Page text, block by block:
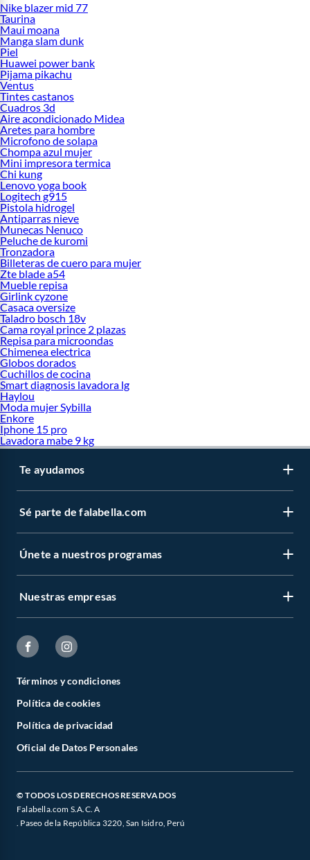
Nike blazer mid 77
Taurina
Maui moana
Manga slam dunk
Piel
Huawei power bank
Pijama pikachu
Ventus
Tintes castanos
Cuadros 3d
Aire acondicionado Midea
Aretes para hombre
Microfono de solapa
Chompa azul mujer
Mini impresora termica
Chi kung
Lenovo yoga book
Logitech g915
Pistola hidrogel
Antiparras nieve
Munecas Nenuco
Peluche de kuromi
Tronzadora
Billeteras de cuero para mujer
Zte blade a54
Mueble repisa
Girlink cyzone
Casaca oversize
Taladro bosch 18v
Cama royal prince 2 plazas
Repisa para microondas
Chimenea electrica
Globos dorados
Cuchillos de cocina
Smart diagnosis lavadora lg
Haylou
Moda mujer Sybilla
Enkore
Iphone 15 pro
Lavadora mabe 9 kg
Te ayudamos
Sé parte de falabella.com
Únete a nuestros programas
Nuestras empresas
Términos y condiciones
Política de cookies
Política de privacidad
Oficial de Datos Personales
© TODOS LOS DERECHOS RESERVADOS
Falabella.com S.A.C. A
. Paseo de la República 3220, San Isidro, Perú